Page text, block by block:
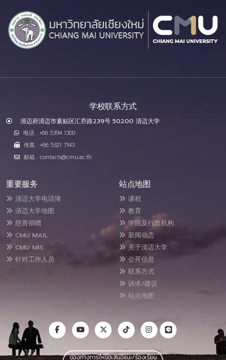
学校联系方式
清迈府清迈市素贴区汇乔路239号 50200 清迈大学
电话 : +66 5394 1300
传真 : +66 5321 7143
邮箱 : contacts@cmu.ac.th
重要服务
清迈大学电话簿
清迈大学地图
慈善捐赠
CMU MAIL
CMU MIS
针对工作人员
站点地图
课程
教育
学院及行政机构
新闻动态
关于清迈大学
公开信息
联系方式
诉求/建议
站点地图